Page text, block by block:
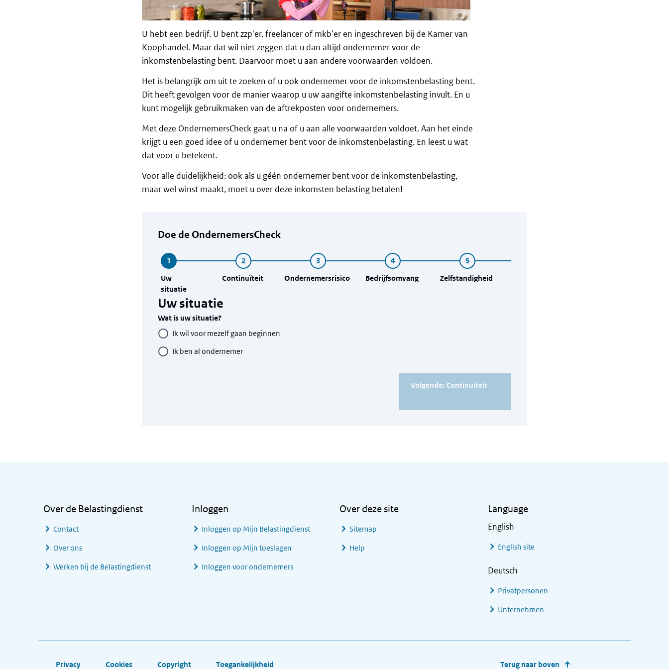
U hebt een bedrijf. U bent zzp'er, freelancer of mkb'er en ingeschreven bij de Kamer van
Koophandel. Maar dat wil niet zeggen dat u dan altijd ondernemer voor de
inkomstenbelasting bent. Daarvoor moet u aan andere voorwaarden voldoen.
Het is belangrijk om uit te zoeken of u ook ondernemer voor de inkomstenbelasting bent.
Dit heeft gevolgen voor de manier waarop u uw aangifte inkomstenbelasting invult. En u
kunt mogelijk gebruikmaken van de aftrekposten voor ondernemers.
Met deze OndernemersCheck gaat u na of u aan alle voorwaarden voldoet. Aan het einde
krijgt u een goed idee of u ondernemer bent voor de inkomstenbelasting. En leest u wat
dat voor u betekent.
Voor alle duidelijkheid: ook als u géén ondernemer bent voor de inkomstenbelasting,
maar wel winst maakt, moet u over deze inkomsten belasting betalen!
Doe de OndernemersCheck
Uw
situatie
Continuïteit Ondernemersrisico Bedrijfsomvang Zelfstandigheid
Uw situatie
Wat is uw situatie?
Ik wil voor mezelf gaan beginnen
Ik ben al ondernemer
Over de Belastingdienst
Contact
Over ons
Werken bij de Belastingdienst
Inloggen
Inloggen op Mijn Belastingdienst
Inloggen op Mijn toeslagen
Inloggen voor ondernemers
Over deze site
Sitemap
Help
Language
English
English site
Deutsch
Privatpersonen
Unternehmen
Footer links
Privacy Cookies Copyright Toegankelijkheid Terug naar boven